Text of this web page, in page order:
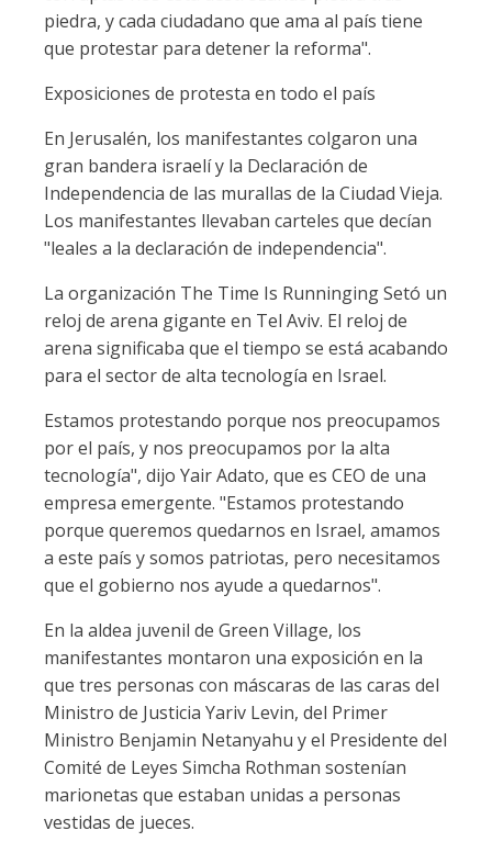
piedra, y cada ciudadano que ama al país tiene
que protestar para detener la reforma".
Exposiciones de protesta en todo el país
En Jerusalén, los manifestantes colgaron una
gran bandera israelí y la Declaración de
Independencia de las murallas de la Ciudad Vieja.
Los manifestantes llevaban carteles que decían
"leales a la declaración de independencia".
La organización The Time Is Runninging Setó un
reloj de arena gigante en Tel Aviv. El reloj de
arena significaba que el tiempo se está acabando
para el sector de alta tecnología en Israel.
Estamos protestando porque nos preocupamos
por el país, y nos preocupamos por la alta
tecnología", dijo Yair Adato, que es CEO de una
empresa emergente. "Estamos protestando
porque queremos quedarnos en Israel, amamos
a este país y somos patriotas, pero necesitamos
que el gobierno nos ayude a quedarnos".
En la aldea juvenil de Green Village, los
manifestantes montaron una exposición en la
que tres personas con máscaras de las caras del
Ministro de Justicia Yariv Levin, del Primer
Ministro Benjamin Netanyahu y el Presidente del
Comité de Leyes Simcha Rothman sostenían
marionetas que estaban unidas a personas
vestidas de jueces.